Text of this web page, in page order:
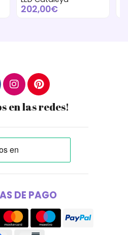
202,00€
en las redes!
DE PAGO